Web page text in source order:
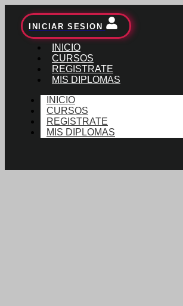
INICIAR SESION
INICIO
CURSOS
REGISTRATE
MIS DIPLOMAS
INICIO
CURSOS
REGISTRATE
MIS DIPLOMAS